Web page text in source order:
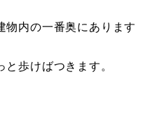
物内の一番奥にあります
歩けばつきます。